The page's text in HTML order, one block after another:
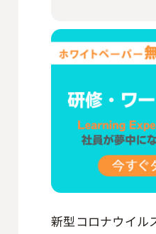
新型コロナウイル